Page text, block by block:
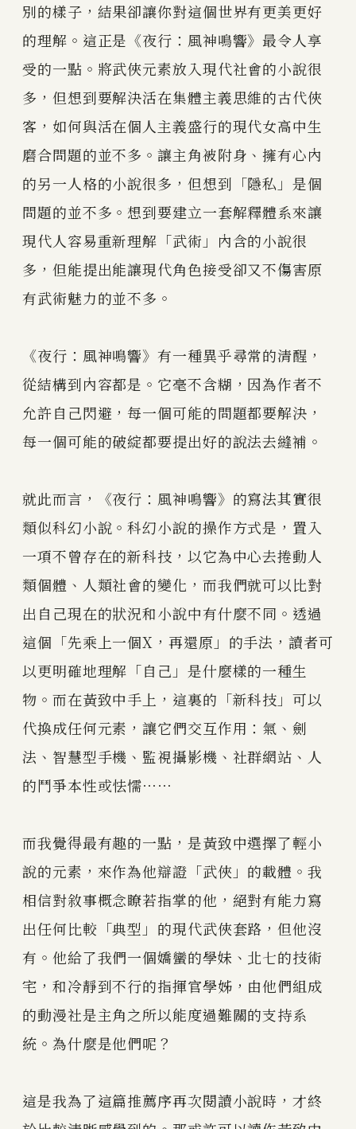
別的樣子，結果卻讓你對這個世界有更美更好
的理解。這正是《夜行：風神鳴響》最令人享
受的一點。將武俠元素放入現代社會的小說很
多，但想到要解決活在集體主義思維的古代俠
客，如何與活在個人主義盛行的現代女高中生
磨合問題的並不多。讓主角被附身、擁有心內
的另一人格的小說很多，但想到「隱私」是個
問題的並不多。想到要建立一套解釋體系來讓
現代人容易重新理解「武術」內含的小說很
多，但能提出能讓現代角色接受卻又不傷害原
有武術魅力的並不多。
《夜行：風神鳴響》有一種異乎尋常的清醒，
從結構到內容都是。它毫不含糊，因為作者不
允許自己閃避，每一個可能的問題都要解決，
每一個可能的破綻都要提出好的說法去縫補。
就此而言，《夜行：風神鳴響》的寫法其實很
類似科幻小說。科幻小說的操作方式是，置入
一項不曾存在的新科技，以它為中心去捲動人
類個體、人類社會的變化，而我們就可以比對
出自己現在的狀況和小說中有什麼不同。透過
這個「先乘上一個X，再還原」的手法，讀者可
以更明確地理解「自己」是什麼樣的一種生
物。而在黃致中手上，這裏的「新科技」可以
代換成任何元素，讓它們交互作用：氣、劍
法、智慧型手機、監視攝影機、社群網站、人
的鬥爭本性或怯懦⋯⋯
而我覺得最有趣的一點，是黃致中選擇了輕小
說的元素，來作為他辯證「武俠」的載體。我
相信對敘事概念瞭若指掌的他，絕對有能力寫
出任何比較「典型」的現代武俠套路，但他沒
有。他給了我們一個嬌蠻的學妹、北七的技術
宅，和冷靜到不行的指揮官學姊，由他們組成
的動漫社是主角之所以能度過難關的支持系
統。為什麼是他們呢？
這是我為了這篇推薦序再次閱讀小說時，才終